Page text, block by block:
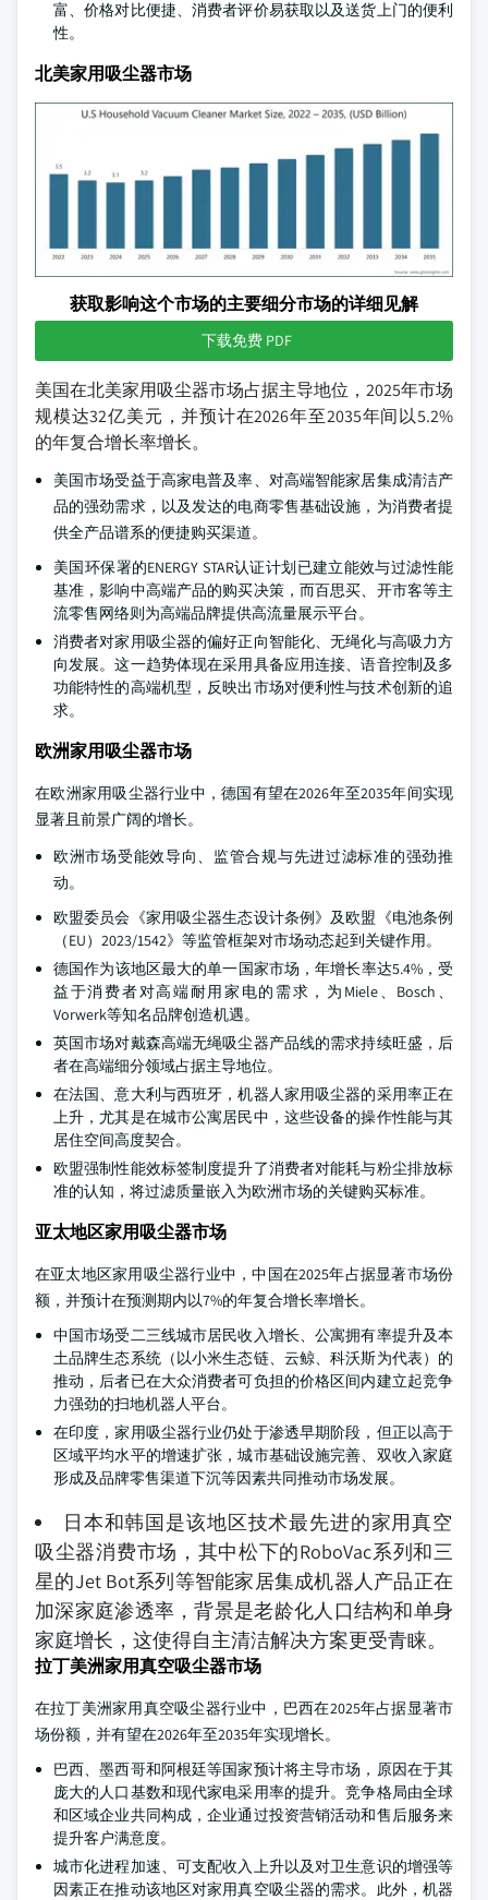
富、价格对比便捷、消费者评价易获取以及送货上门的便利
性。
北美家用吸尘器市场
获取影响这个市场的主要细分市场的详细见解
下载免费 PDF
美国在北美家用吸尘器市场占据主导地位，2025年市场
规模达32亿美元，并预计在2026年至2035年间以5.2%
的年复合增长率增长。
美国市场受益于高家电普及率、对高端智能家居集成清洁产
品的强劲需求，以及发达的电商零售基础设施，为消费者提
供全产品谱系的便捷购买渠道。
美国环保署的ENERGY STAR认证计划已建立能效与过滤性能
基准，影响中高端产品的购买决策，而百思买、开市客等主
流零售网络则为高端品牌提供高流量展示平台。
消费者对家用吸尘器的偏好正向智能化、无绳化与高吸力方
向发展。这一趋势体现在采用具备应用连接、语音控制及多
功能特性的高端机型，反映出市场对便利性与技术创新的追
求。
欧洲家用吸尘器市场
在欧洲家用吸尘器行业中，德国有望在2026年至2035年间实现
显著且前景广阔的增长。
欧洲市场受能效导向、监管合规与先进过滤标准的强劲推
动。
欧盟委员会《家用吸尘器生态设计条例》及欧盟《电池条例
（EU）2023/1542》等监管框架对市场动态起到关键作用。
德国作为该地区最大的单一国家市场，年增长率达5.4%，受
益于消费者对高端耐用家电的需求，为Miele、Bosch、
Vorwerk等知名品牌创造机遇。
英国市场对戴森高端无绳吸尘器产品线的需求持续旺盛，后
者在高端细分领域占据主导地位。
在法国、意大利与西班牙，机器人家用吸尘器的采用率正在
上升，尤其是在城市公寓居民中，这些设备的操作性能与其
居住空间高度契合。
欧盟强制性能效标签制度提升了消费者对能耗与粉尘排放标
准的认知，将过滤质量嵌入为欧洲市场的关键购买标准。
亚太地区家用吸尘器市场
在亚太地区家用吸尘器行业中，中国在2025年占据显著市场份
额，并预计在预测期内以7%的年复合增长率增长。
中国市场受二三线城市居民收入增长、公寓拥有率提升及本
土品牌生态系统（以小米生态链、云鲸、科沃斯为代表）的
推动，后者已在大众消费者可负担的价格区间内建立起竞争
力强劲的扫地机器人平台。
在印度，家用吸尘器行业仍处于渗透早期阶段，但正以高于
区域平均水平的增速扩张，城市基础设施完善、双收入家庭
形成及品牌零售渠道下沉等因素共同推动市场发展。
日本和韩国是该地区技术最先进的家用真空
吸尘器消费市场，其中松下的RoboVac系列和三
星的Jet Bot系列等智能家居集成机器人产品正在
加深家庭渗透率，背景是老龄化人口结构和单身
家庭增长，这使得自主清洁解决方案更受青睐。
拉丁美洲家用真空吸尘器市场
在拉丁美洲家用真空吸尘器行业中，巴西在2025年占据显著市
场份额，并有望在2026年至2035年实现增长。
巴西、墨西哥和阿根廷等国家预计将主导市场，原因在于其
庞大的人口基数和现代家电采用率的提升。竞争格局由全球
和区域企业共同构成，企业通过投资营销活动和售后服务来
提升客户满意度。
城市化进程加速、可支配收入上升以及对卫生意识的增强等
因素正在推动该地区对家用真空吸尘器的需求。此外，机器